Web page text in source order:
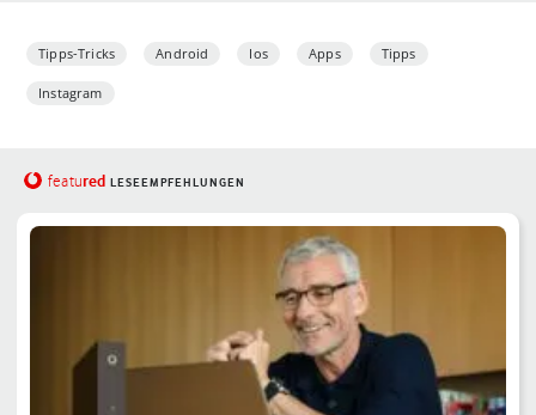
Tipps-Tricks Android Ios Apps Tipps
Instagram
featured LESEEMPFEHLUNGEN